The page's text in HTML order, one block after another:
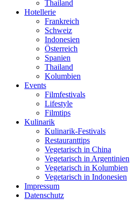
Thailand
Hotellerie
Frankreich
Schweiz
Indonesien
Österreich
Spanien
Thailand
Kolumbien
Events
Filmfestivals
Lifestyle
Filmtips
Kulinarik
Kulinarik-Festivals
Restauranttips
Vegetarisch in China
Vegetarisch in Argentinien
Vegetarisch in Kolumbien
Vegetarisch in Indonesien
Impressum
Datenschutz